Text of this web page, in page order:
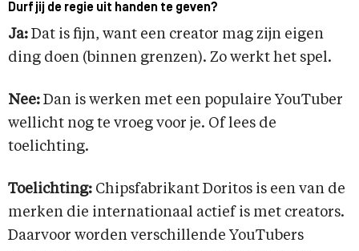
Durf jij de regie uit handen te geven?
Ja: Dat is fijn, want een creator mag zijn eigen
ding doen (binnen grenzen). Zo werkt het spel.
Nee: Dan is werken met een populaire YouTuber
wellicht nog te vroeg voor je. Of lees de
toelichting.
Toelichting: Chipsfabrikant Doritos is een van de
merken die internationaal actief is met creators.
Daarvoor worden verschillende YouTubers